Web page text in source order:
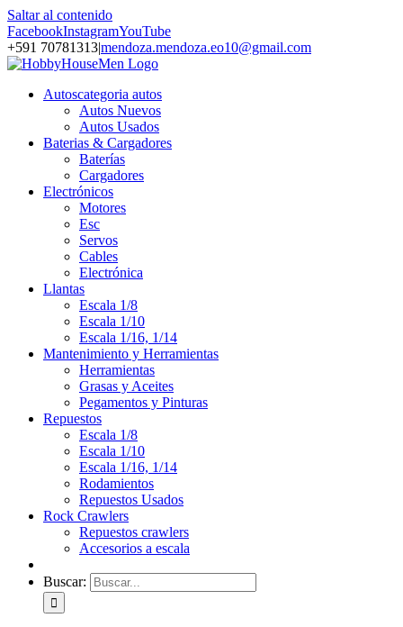
Saltar al contenido
FacebookInstagramYouTube
+591 70781313|mendoza.mendoza.eo10@gmail.com
Autoscategoria autos
Autos Nuevos
Autos Usados
Baterias & Cargadores
Baterías
Cargadores
Electrónicos
Motores
Esc
Servos
Cables
Electrónica
Llantas
Escala 1/8
Escala 1/10
Escala 1/16, 1/14
Mantenimiento y Herramientas
Herramientas
Grasas y Aceites
Pegamentos y Pinturas
Repuestos
Escala 1/8
Escala 1/10
Escala 1/16, 1/14
Rodamientos
Repuestos Usados
Rock Crawlers
Repuestos crawlers
Accesorios a escala
Buscar: